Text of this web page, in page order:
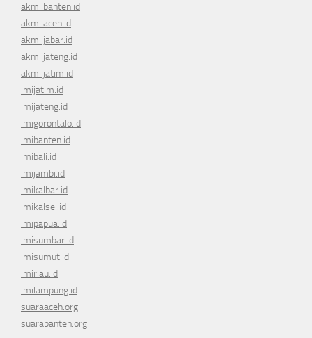
akmilbanten.id
akmilaceh.id
akmiljabar.id
akmiljateng.id
akmiljatim.id
imijatim.id
imijateng.id
imigorontalo.id
imibanten.id
imibali.id
imijambi.id
imikalbar.id
imikalsel.id
imipapua.id
imisumbar.id
imisumut.id
imiriau.id
imilampung.id
suaraaceh.org
suarabanten.org